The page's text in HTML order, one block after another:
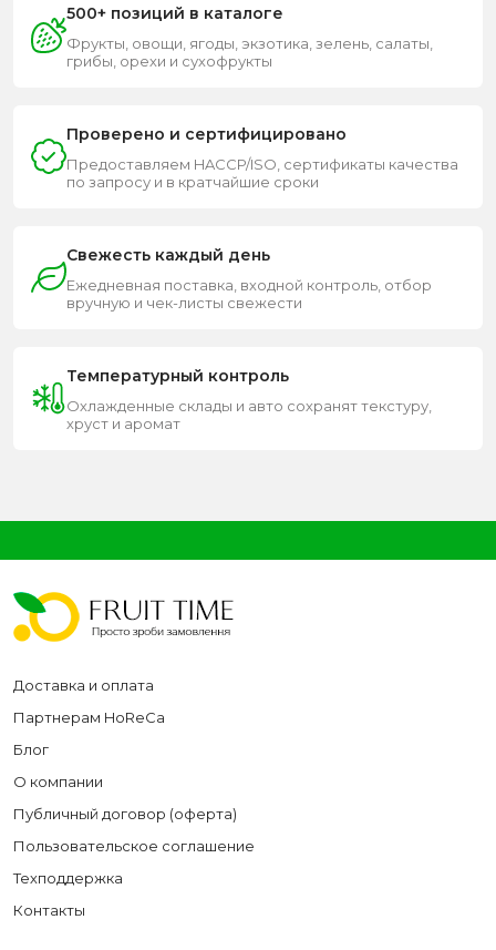
500+ позиций в каталоге
Фрукты, овощи, ягоды, экзотика, зелень, салаты,
грибы, орехи и сухофрукты
Проверено и сертифицировано
Предоставляем HACCP/ISO, сертификаты качества
по запросу и в кратчайшие сроки
Свежесть каждый день
Ежедневная поставка, входной контроль, отбор
вручную и чек-листы свежести
Температурный контроль
Охлажденные склады и авто сохранят текстуру,
хруст и аромат
Доставка и оплата
Партнерам HoReCa
Блог
О компании
Публичный договор (оферта)
Пользовательское соглашение
Техподдержка
Контакты